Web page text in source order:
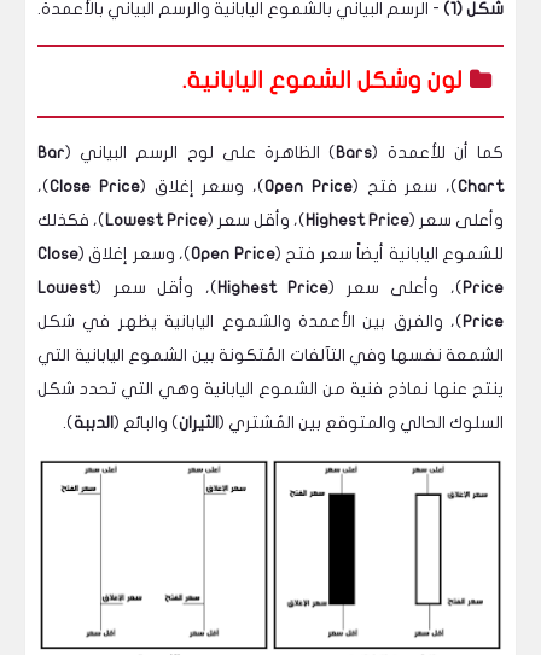
شكل (1) - الرسم البياني بالشموع اليابانية والرسم البياني بالأعمدة.
لون وشكل الشموع اليابانية.
كما أن للأعمدة (Bars ) الظاهرة على لوح الرسم البياني (Bar
Chart)، سعر فتح (Open Price)، وسعر إغلاق (Close Price)،
وأعلى سعر (Highest Price )، وأقل سعر (Lowest Price )، فكذلك
للشموع اليابانية أيضاً سعر فتح (Open Price)، وسعر إغلاق (Close
Price )، وأعلى سعر (Highest Price )، وأقل سعر (Lowest
Price )، والفرق بين الأعمدة والشموع اليابانية يظهر في شكل
الشمعة نفسها وفي التآلفات المُتكونة بين الشموع اليابانية التي
ينتج عنها نماذج فنية من الشموع اليابانية وهي التي تحدد شكل
السلوك الحالي والمتوقع بين المُشتري ( الثيران) والبائع ( الدببة).